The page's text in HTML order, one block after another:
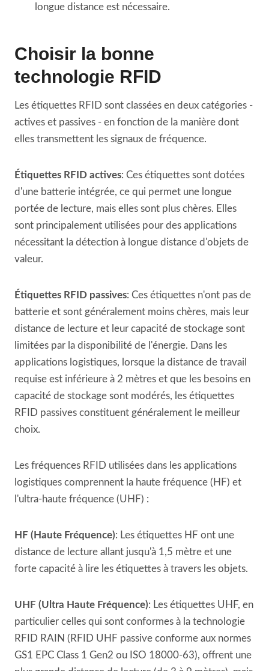
longue distance est nécessaire.
Choisir la bonne
technologie RFID
Les étiquettes RFID sont classées en deux catégories -
actives et passives - en fonction de la manière dont
elles transmettent les signaux de fréquence.
Étiquettes RFID actives: Ces étiquettes sont dotées
d'une batterie intégrée, ce qui permet une longue
portée de lecture, mais elles sont plus chères. Elles
sont principalement utilisées pour des applications
nécessitant la détection à longue distance d'objets de
valeur.
Étiquettes RFID passives: Ces étiquettes n'ont pas de
batterie et sont généralement moins chères, mais leur
distance de lecture et leur capacité de stockage sont
limitées par la disponibilité de l'énergie. Dans les
applications logistiques, lorsque la distance de travail
requise est inférieure à 2 mètres et que les besoins en
capacité de stockage sont modérés, les étiquettes
RFID passives constituent généralement le meilleur
choix.
Les fréquences RFID utilisées dans les applications
logistiques comprennent la haute fréquence (HF) et
l'ultra-haute fréquence (UHF) :
HF (Haute Fréquence): Les étiquettes HF ont une
distance de lecture allant jusqu'à 1,5 mètre et une
forte capacité à lire les étiquettes à travers les objets.
UHF (Ultra Haute Fréquence): Les étiquettes UHF, en
particulier celles qui sont conformes à la technologie
RFID RAIN (RFID UHF passive conforme aux normes
GS1 EPC Class 1 Gen2 ou ISO 18000-63), offrent une